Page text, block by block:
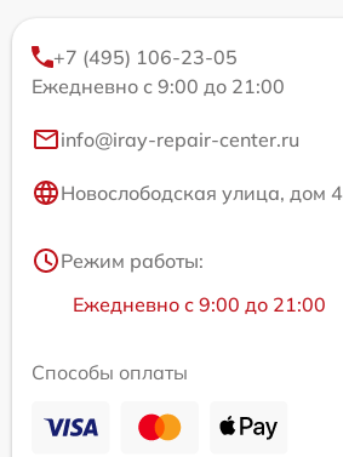
+7 (495) 106-23-05
Ежедневно с 9:00 до 21:00
info@iray-repair-center.ru
Новослободская улица, дом 4
Режим работы:
Ежедневно с 9:00 до 21:00
Способы оплаты